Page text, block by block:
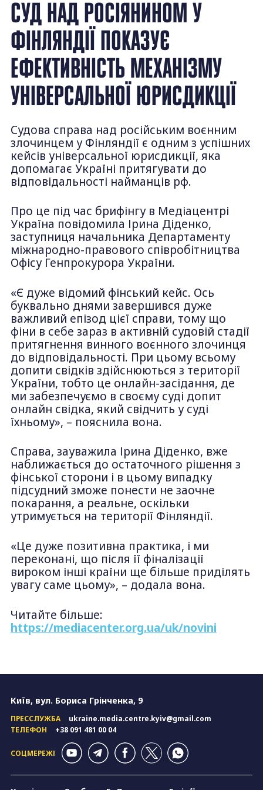
​​СУД НАД РОСІЯНИНОМ У
ФІНЛЯНДІЇ ПОКАЗУЄ
ЕФЕКТИВНІСТЬ МЕХАНІЗМУ
УНІВЕРСАЛЬНОЇ ЮРИСДИКЦІЇ
Судова справа над російським воєнним
злочинцем у Фінляндії є одним з успішних
кейсів універсальної юрисдикції, яка
допомагає Україні притягувати до
відповідальності найманців рф.
Про це під час брифінгу в Медіацентрі
Україна повідомила Ірина Діденко,
заступниця начальника Департаменту
міжнародно-правового співробітництва
Офісу Генпрокурора України.
«Є дуже відомий фінський кейс. Ось
буквально днями завершився дуже
важливий епізод цієї справи, тому що
фіни в себе зараз в активній судовій стадії
притягнення винного воєнного злочинця
до відповідальності. При цьому всьому
допити свідків здійснюються з території
України, тобто це онлайн-засідання, де
ми забезпечуємо в своєму суді допит
онлайн свідка, який свідчить у суді
їхньому», – пояснила вона.
Справа, зауважила Ірина Діденко, вже
наближається до остаточного рішення з
фінської сторони і в цьому випадку
підсудний зможе понести не заочне
покарання, а реальне, оскільки
утримується на території Фінляндії.
«Це дуже позитивна практика, і ми
переконані, що після її фіналізації
вироком інші країни ще більше приділять
увагу саме цьому», – додала вона.
Читайте більше:
https://mediacenter.org.ua/uk/novini
Київ, вул. Бориса Грінченка, 9
ПРЕССЛУЖБА
ukraine.media.centre.kyiv@gmail.com
ТЕЛЕФОН
+38 091 481 00 04
СОЦМЕРЕЖІ